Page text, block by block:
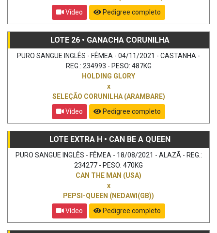
Vídeo
Pedigree completo
LOTE 26 • GANACHA CORUNILHA
PURO SANGUE INGLÊS - FÊMEA - 04/11/2021 - CASTANHA -
REG.: 234993 - PESO: 487KG
HOLDING GLORY
x
SELEÇÃO CORUNILHA (ARAMBARE)
Vídeo
Pedigree completo
LOTE EXTRA H • CAN BE A QUEEN
PURO SANGUE INGLÊS - FÊMEA - 18/08/2021 - ALAZÃ - REG.:
234277 - PESO: 470KG
CAN THE MAN (USA)
x
PEPSI-QUEEN (NEDAWI(GB))
Vídeo
Pedigree completo